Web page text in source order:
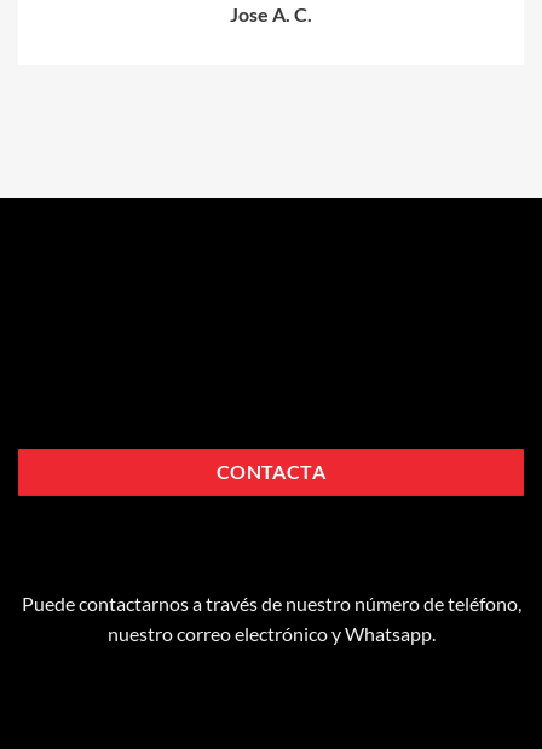
Jose A. C.
CONTACTA
Puede contactarnos a través de nuestro número de teléfono,
nuestro correo electrónico y Whatsapp.